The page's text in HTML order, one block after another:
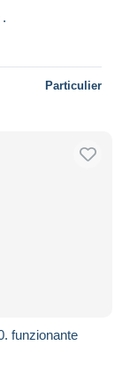
Particulier
funzionante